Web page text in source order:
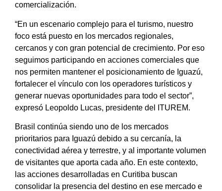
comercialización.
“En un escenario complejo para el turismo, nuestro
foco está puesto en los mercados regionales,
cercanos y con gran potencial de crecimiento. Por eso
seguimos participando en acciones comerciales que
nos permiten mantener el posicionamiento de Iguazú,
fortalecer el vínculo con los operadores turísticos y
generar nuevas oportunidades para todo el sector”,
expresó Leopoldo Lucas, presidente del ITUREM.
Brasil continúa siendo uno de los mercados
prioritarios para Iguazú debido a su cercanía, la
conectividad aérea y terrestre, y al importante volumen
de visitantes que aporta cada año. En este contexto,
las acciones desarrolladas en Curitiba buscan
consolidar la presencia del destino en ese mercado e